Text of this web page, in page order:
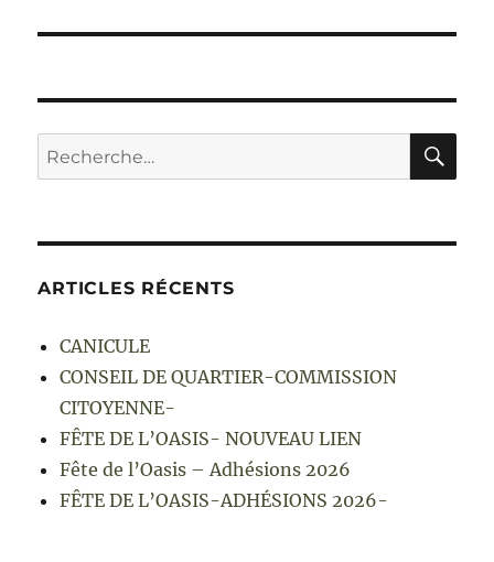
Recherche
pour :
ARTICLES RÉCENTS
CANICULE
CONSEIL DE QUARTIER-COMMISSION
CITOYENNE-
FÊTE DE L’OASIS- NOUVEAU LIEN
Fête de l’Oasis – Adhésions 2026
FÊTE DE L’OASIS-ADHÉSIONS 2026-